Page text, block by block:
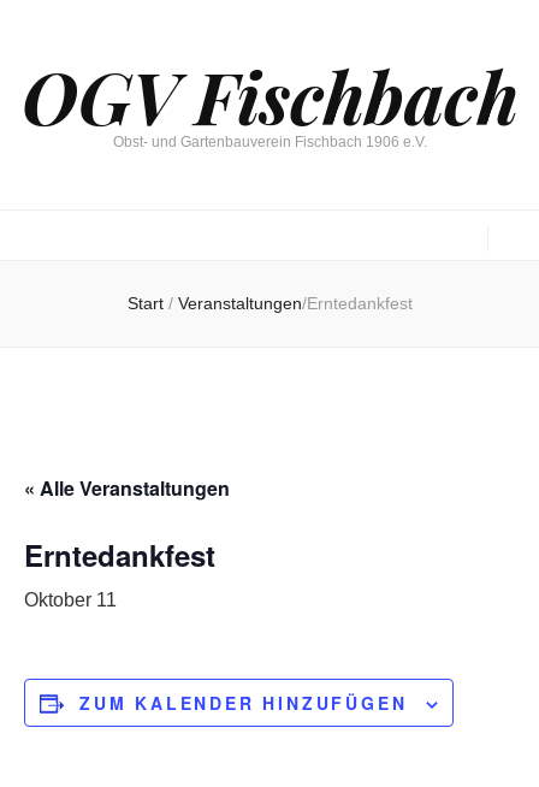
OGV Fischbach
Obst- und Gartenbauverein Fischbach 1906 e.V.
Start / Veranstaltungen/Erntedankfest
« Alle Veranstaltungen
Erntedankfest
Oktober 11
ZUM KALENDER HINZUFÜGEN